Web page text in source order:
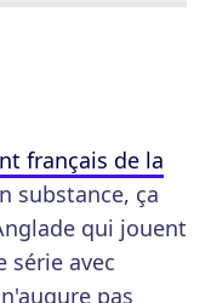
français de la
substance, ça
qui jouent
série avec
pas